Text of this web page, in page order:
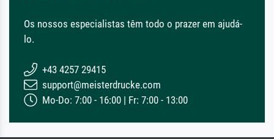
Os nossos especialistas têm todo o prazer em ajudá-
lo.
+43 4257 29415
support@meisterdrucke.com
Mo-Do: 7:00 - 16:00 | Fr: 7:00 - 13:00